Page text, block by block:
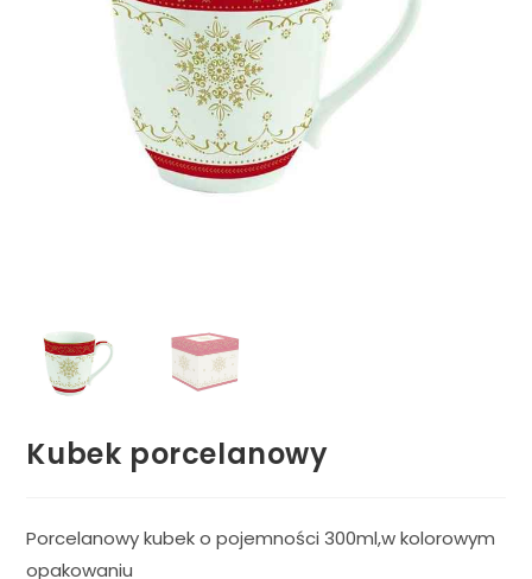
Kubek porcelanowy
Porcelanowy kubek o pojemności 300ml,w kolorowym
opakowaniu